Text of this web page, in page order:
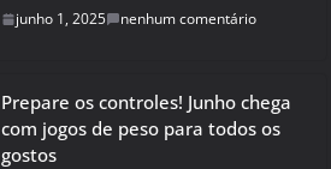
junho 1, 2025 nenhum comentário
Prepare os controles! Junho chega
com jogos de peso para todos os
gostos